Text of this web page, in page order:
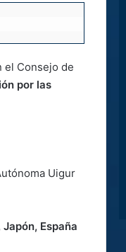
el Consejo de
por las
Uigur
España